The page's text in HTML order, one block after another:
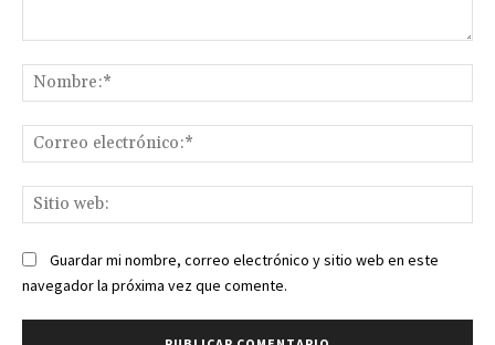
Guardar mi nombre, correo electrónico y sitio web en este
navegador la próxima vez que comente.